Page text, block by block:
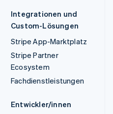
Integrationen und
Custom-Lösungen
Stripe App-Marktplatz
Stripe Partner
Ecosystem
Fachdienstleistungen
Entwickler/innen